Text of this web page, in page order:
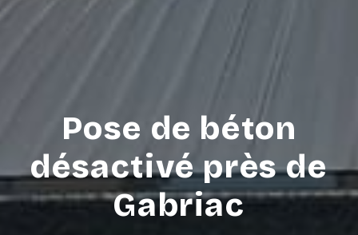
Pose de béton
désactivé près de
Gabriac